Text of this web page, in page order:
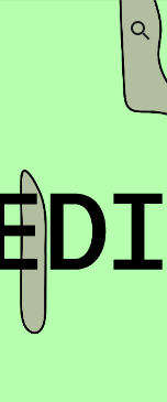
Skip to navigation